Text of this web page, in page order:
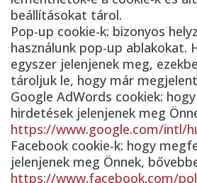
beállításokat tárol.
Pop-up cookie-k: bizonyos
használunk pop-up ablakokat.
egyszer jelenjenek meg,
tároljuk le, hogy már
Google AdWords cookiek:
hirdetések jelenjenek meg
https://www.google.com/intl/
Facebook cookie-k: hogy
jelenjenek meg Önnek,
https://www.facebook.com/